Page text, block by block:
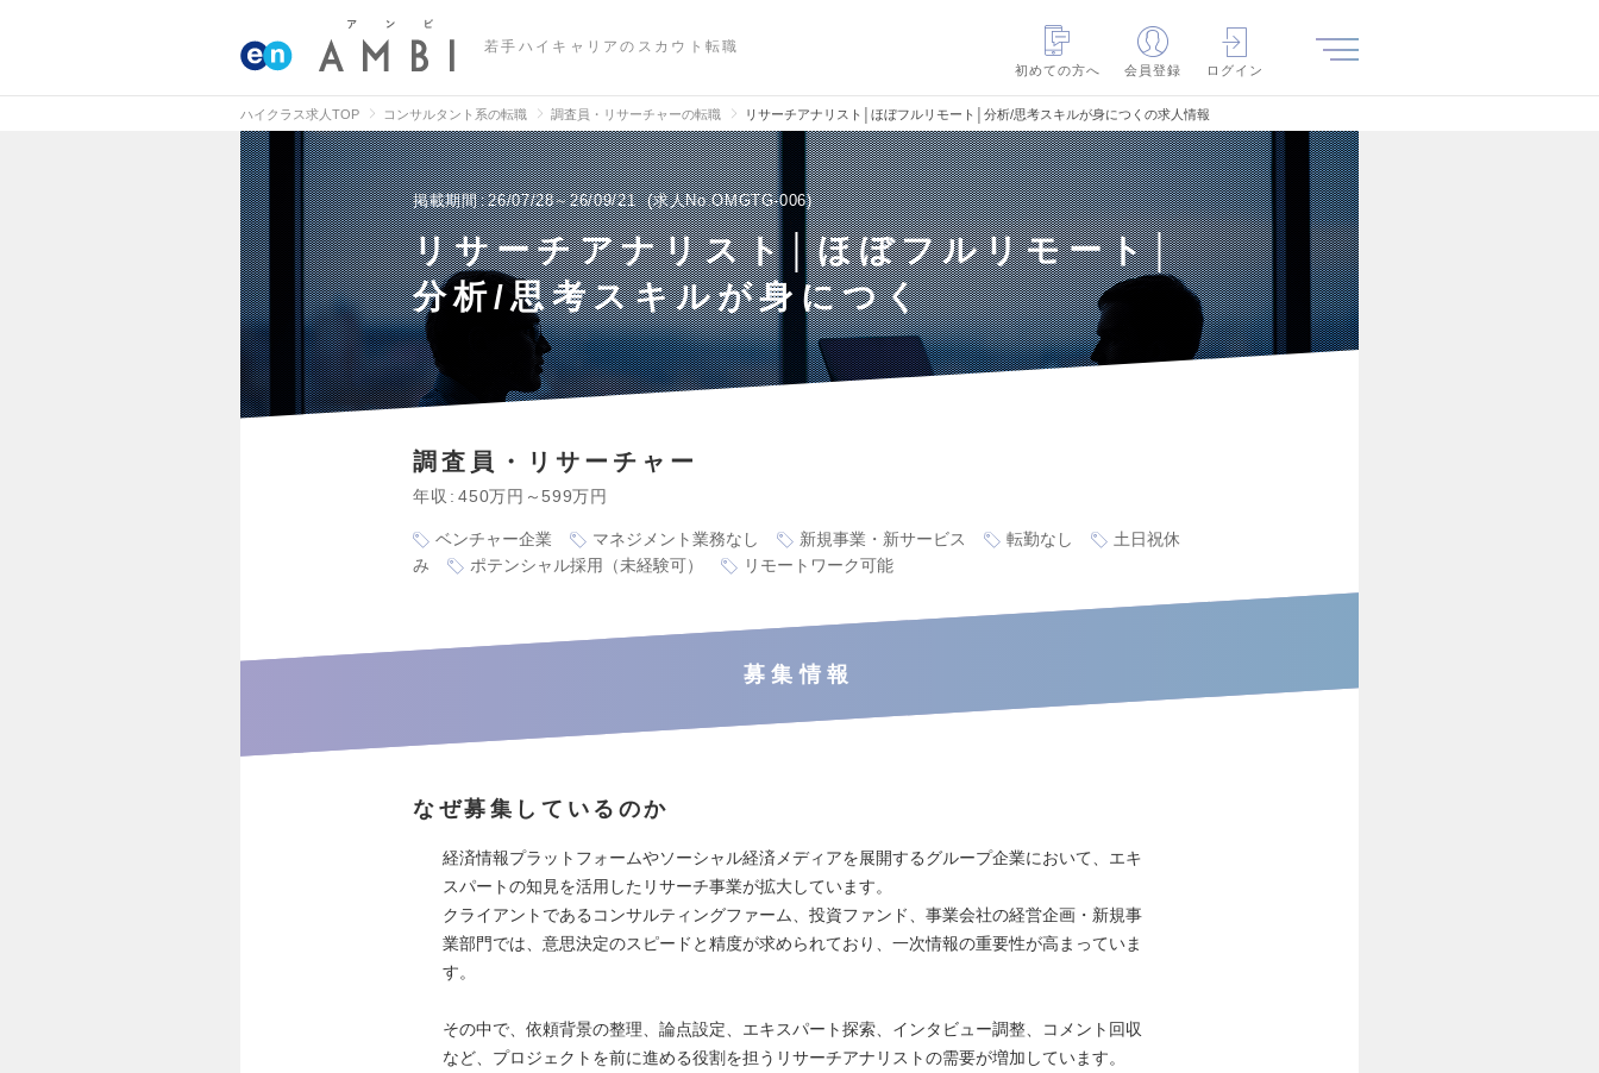
若手ハイキャリアのスカウト転職
初めての方へ
会員登録 ログイン
ハイクラス求人TOP コンサルタント系の転職 調査員・リサーチャーの転職 リサーチアナリスト│ほぼフルリモート│分析/思考スキルが身につくの求人情報
掲載期間 26/07/28～26/09/21 求人No.OMGTG-006
リサーチアナリスト│ほぼフルリモート│
分析/思考スキルが身につく
調査員・リサーチャー
年収 450万円～599万円
ベンチャー企業 マネジメント業務なし 新規事業・新サービス 転勤なし
土日祝休
み
ポテンシャル採用（未経験可） リモートワーク可能
募集情報
なぜ募集しているのか
経済情報プラットフォームやソーシャル経済メディアを展開するグループ企業において、エキ
スパートの知見を活用したリサーチ事業が拡大しています。
クライアントであるコンサルティングファーム、投資ファンド、事業会社の経営企画・新規事
業部門では、意思決定のスピードと精度が求められており、一次情報の重要性が高まっていま
す。
その中で、依頼背景の整理、論点設定、エキスパート探索、インタビュー調整、コメント回収
など、プロジェクトを前に進める役割を担うリサーチアナリストの需要が増加しています。